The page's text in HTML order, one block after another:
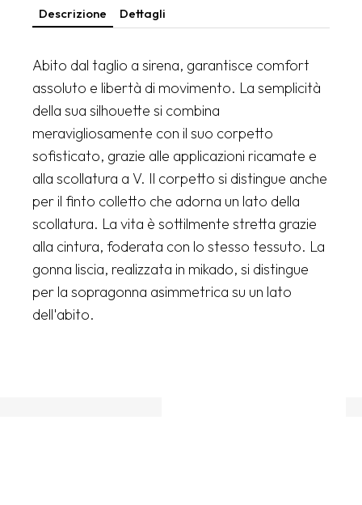
Descrizione Dettagli
Abito dal taglio a sirena, garantisce comfort
assoluto e libertà di movimento. La semplicità
della sua silhouette si combina
meravigliosamente con il suo corpetto
sofisticato, grazie alle applicazioni ricamate e
alla scollatura a V. Il corpetto si distingue anche
per il finto colletto che adorna un lato della
scollatura. La vita è sottilmente stretta grazie
alla cintura, foderata con lo stesso tessuto. La
gonna liscia, realizzata in mikado, si distingue
per la sopragonna asimmetrica su un lato
dell'abito.